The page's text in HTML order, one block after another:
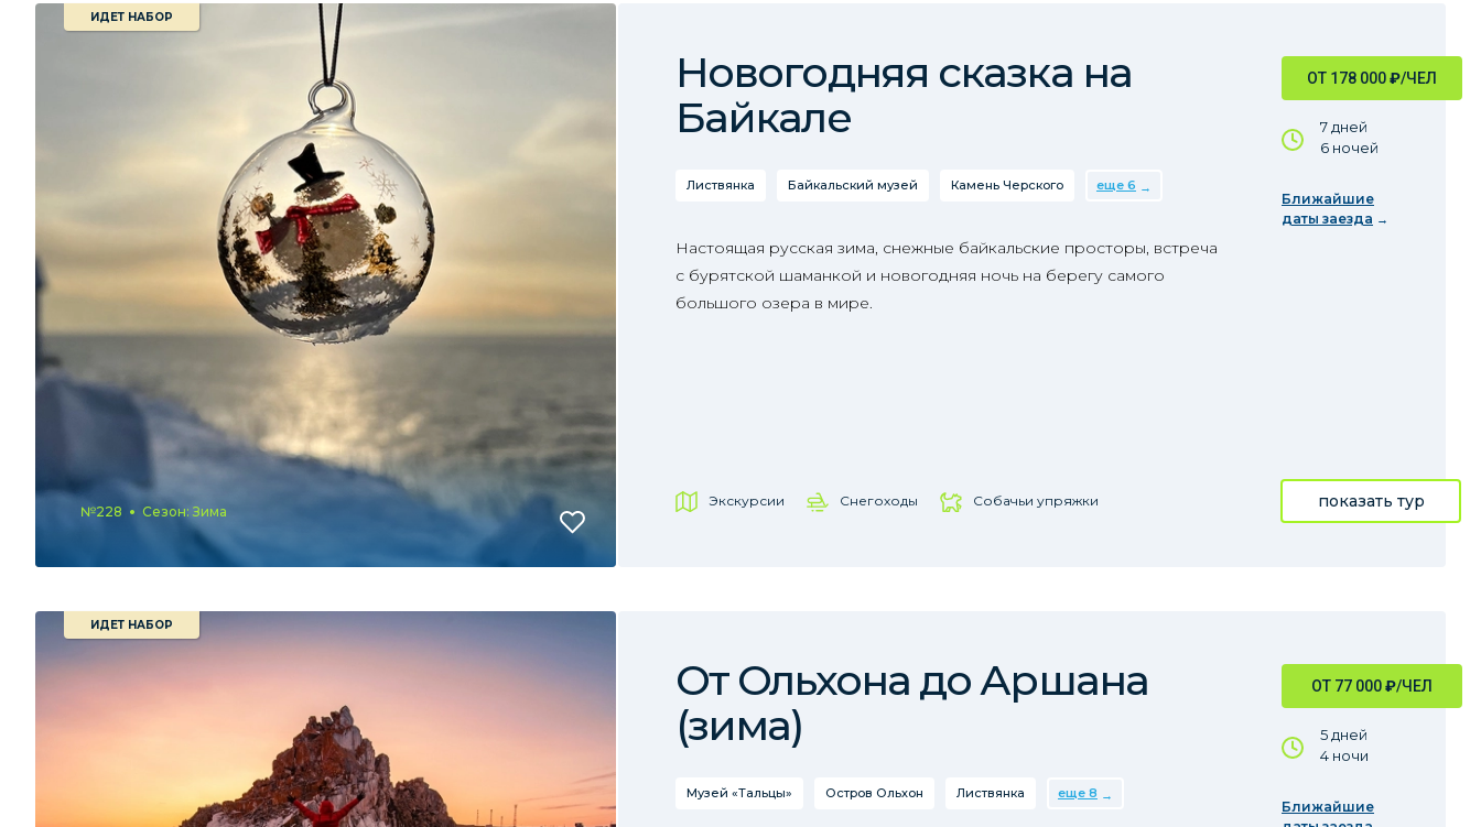
ИДЕТ НАБОР
№228 Сезон: Зима
ОТ 178 000₽/ЧЕЛ
7 дней
6 ночей
Ближайшие
даты заезда
Новогодняя сказка на
Байкале
Листвянка Байкальский музей Камень Черского еще 6
Настоящая русская зима, снежные байкальские просторы, встреча
с бурятской шаманкой и новогодняя ночь на берегу самого
большого озера в мире.
Экскурсии Снегоходы Собачьи упряжки показать тур
ИДЕТ НАБОР
ОТ 77 000₽/ЧЕЛ
5 дней
4 ночи
Ближайшие
От Ольхона до Аршана
(зима)
Музей «Тальцы» Остров Ольхон Листвянка еще 8